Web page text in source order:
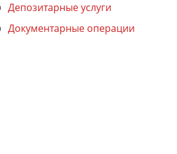
Депозитарные услуги
Документарные операции